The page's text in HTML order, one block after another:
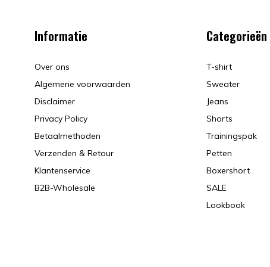
Informatie
Over ons
Algemene voorwaarden
Disclaimer
Privacy Policy
Betaalmethoden
Verzenden & Retour
Klantenservice
B2B-Wholesale
Categorieën
T-shirt
Sweater
Jeans
Shorts
Trainingspak
Petten
Boxershort
SALE
Lookbook